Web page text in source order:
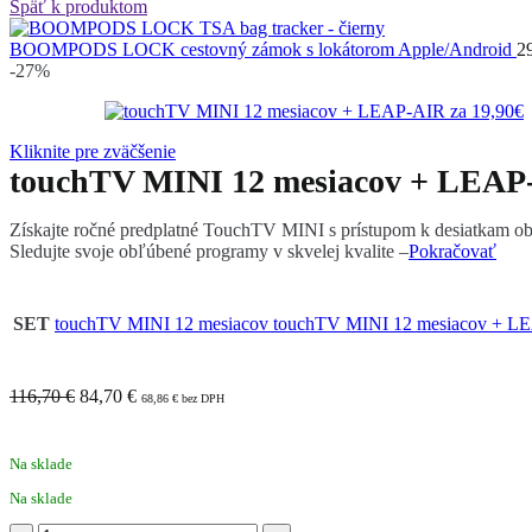
Späť k produktom
BOOMPODS LOCK cestovný zámok s lokátorom Apple/Android
-27%
Kliknite pre zväčšenie
touchTV MINI 12 mesiacov +
Získajte ročné predplatné TouchTV MINI s prístupom k desiatkam
Sledujte svoje obľúbené programy v skvelej kvalite –Pokračovať
SET touchTV MINI 12 mesiacov touchTV MINI 12 mesiacov +
116,70 € 84,70 € 68,86 € bez DPH
Na sklade
Na sklade